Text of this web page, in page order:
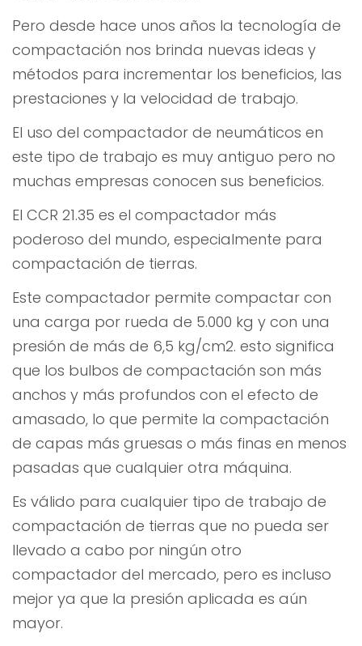
Pero desde hace unos años la tecnología de
compactación nos brinda nuevas ideas y
métodos para incrementar los beneficios, las
prestaciones y la velocidad de trabajo.
El uso del compactador de neumáticos en
este tipo de trabajo es muy antiguo pero no
muchas empresas conocen sus beneficios.
El CCR 21.35 es el compactador más
poderoso del mundo, especialmente para
compactación de tierras.
Este compactador permite compactar con
una carga por rueda de 5.000 kg y con una
presión de más de 6,5 kg/cm2. esto significa
que los bulbos de compactación son más
anchos y más profundos con el efecto de
amasado, lo que permite la compactación
de capas más gruesas o más finas en menos
pasadas que cualquier otra máquina.
Es válido para cualquier tipo de trabajo de
compactación de tierras que no pueda ser
llevado a cabo por ningún otro
compactador del mercado, pero es incluso
mejor ya que la presión aplicada es aún
mayor.